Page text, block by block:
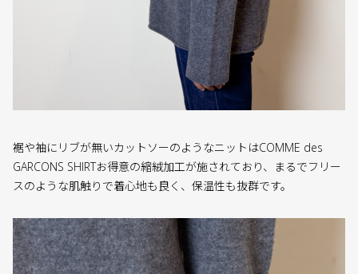
裾や袖にリブが無いカットソーのようなニットはCOMME des
GARCONS SHIRTお得意の縮絨加工が施されており、まるでフリー
スのような肌触りで着心地も良く、保温性も抜群です。